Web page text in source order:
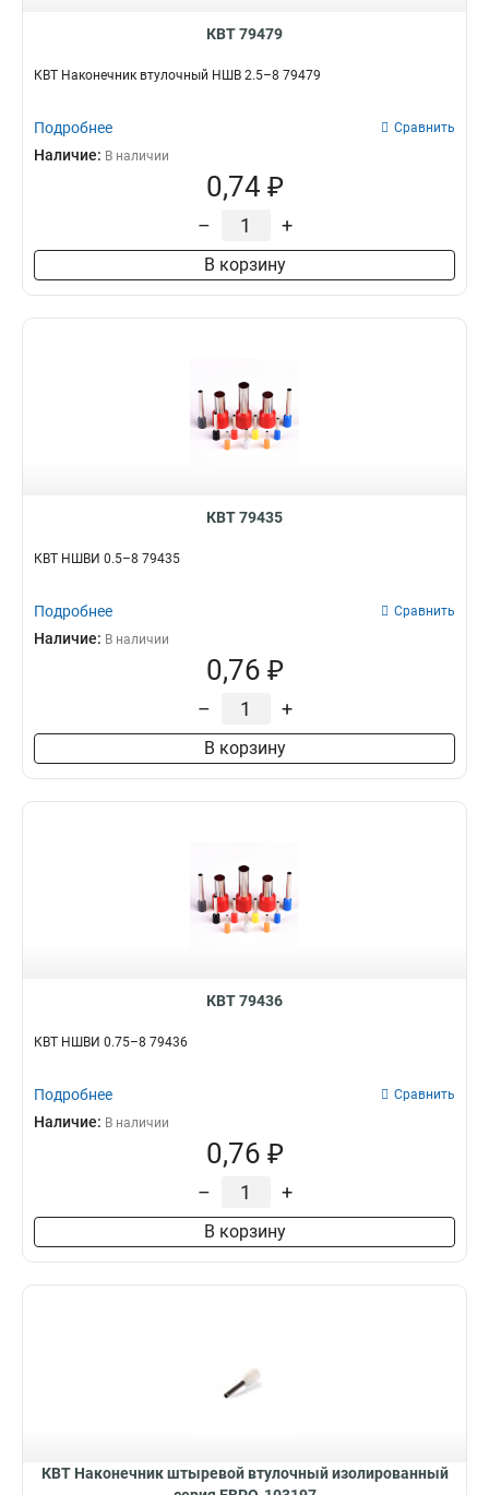
КВТ 79479
КВТ Наконечник втулочный НШВ 2.5–8 79479
Подробнее Сравнить
Наличие: В наличии
0,74 ₽
– +
В корзину
КВТ 79435
КВТ НШВИ 0.5–8 79435
Подробнее Сравнить
Наличие: В наличии
0,76 ₽
– +
В корзину
КВТ 79436
КВТ НШВИ 0.75–8 79436
Подробнее Сравнить
Наличие: В наличии
0,76 ₽
– +
В корзину
КВТ Наконечник штыревой втулочный изолированный